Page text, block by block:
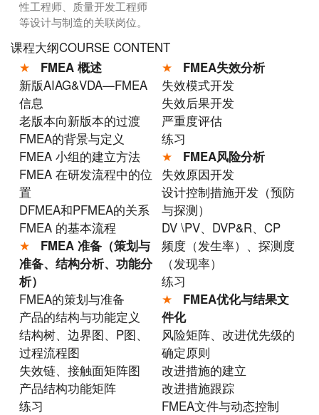
性工程师、质量开发工程师
等设计与制造的关联岗位。
课程大纲COURSE CONTENT
★
FMEA 概述
新版AIAG&VDA—FMEA
信息
老版本向新版本的过渡
FMEA的背景与定义
FMEA 小组的建立方法
FMEA 在研发流程中的位
置
DFMEA和PFMEA的关系
FMEA 的基本流程
★
FMEA 准备（策划与
准备、结构分析、功能分
析）
FMEA的策划与准备
产品的结构与功能定义
结构树、边界图、P图、
过程流程图
失效链、接触面矩阵图
产品结构功能矩阵
练习
★
FMEA失效分析
失效模式开发
失效后果开发
严重度评估
练习
★
FMEA风险分析
失效原因开发
设计控制措施开发（预防
与探测）
DV \PV、DVP&R、CP
频度（发生率）、探测度
（发现率）
练习
★
FMEA优化与结果文
件化
风险矩阵、改进优先级的
确定原则
改进措施的建立
改进措施跟踪
FMEA文件与动态控制